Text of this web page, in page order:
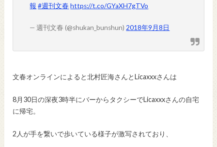
報 #週刊文春 https://t.co/GYaXH7gTVo
— 週刊文春 (@shukan_bunshun)2018年9月8日
文春オンラインによると北村匠海さんとLicaxxxさんは
8月30日の深夜3時半にバーからタクシーでLicaxxxさんの自宅
に帰宅。
2人が手を繋いで歩いている様子が激写されており、